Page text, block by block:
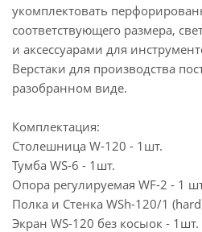
укомплектовать
соответствующего размера,
и аксессуарами для
Верстаки для производства
разобранном виде.
Комплектация:
Столешница W-120 - 1шт.
Тумба WS-6 - 1шт.
Опора регулируемая WF-2 - 1
Полка и Стенка WSh-120/1
Экран WS-120 без косыок - 1шт.